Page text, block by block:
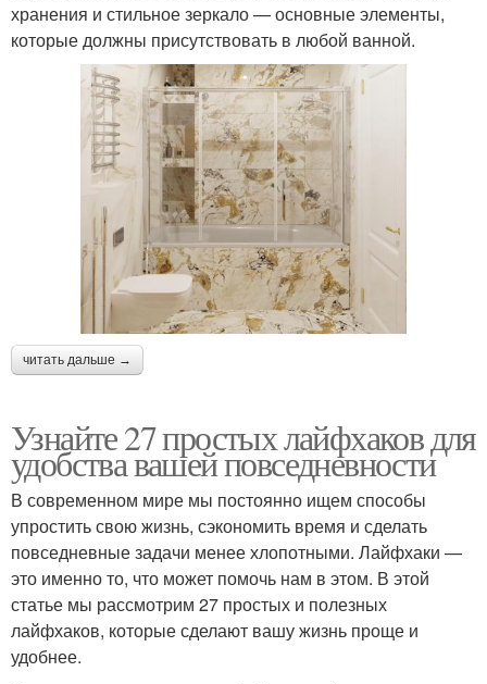
хранения и стильное зеркало — основные элементы,
которые должны присутствовать в любой ванной.
читать дальше →
Узнайте 27 простых лайфхаков для
удобства вашей повседневности
В современном мире мы постоянно ищем способы
упростить свою жизнь, сэкономить время и сделать
повседневные задачи менее хлопотными. Лайфхаки —
это именно то, что может помочь нам в этом. В этой
статье мы рассмотрим 27 простых и полезных
лайфхаков, которые сделают вашу жизнь проще и
удобнее.